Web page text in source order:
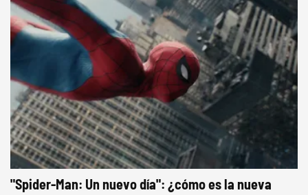
"Spider-Man: Un nuevo día": ¿cómo es la nueva